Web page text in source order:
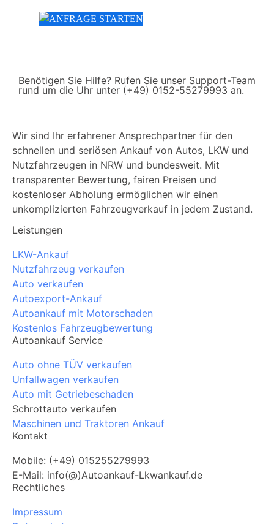
Benötigen Sie Hilfe? Rufen Sie unser Support-Team
rund um die Uhr unter (+49) 0152-55279993 an.
Wir sind Ihr erfahrener Ansprechpartner für den
schnellen und seriösen Ankauf von Autos, LKW und
Nutzfahrzeugen in NRW und bundesweit. Mit
transparenter Bewertung, fairen Preisen und
kostenloser Abholung ermöglichen wir einen
unkomplizierten Fahrzeugverkauf in jedem Zustand.
Leistungen
LKW-Ankauf
Nutzfahrzeug verkaufen
Auto verkaufen
Autoexport-Ankauf
Autoankauf mit Motorschaden
Kostenlos Fahrzeugbewertung
Autoankauf Service
Auto ohne TÜV verkaufen
Unfallwagen verkaufen
Auto mit Getriebeschaden
Schrottauto verkaufen
Maschinen und Traktoren Ankauf
Kontakt
Mobile: (+49) 015255279993
E-Mail: info(@)Autoankauf-Lkwankauf.de
Rechtliches
Impressum